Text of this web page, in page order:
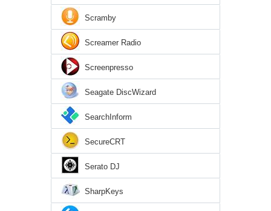
Scramby
Screamer Radio
Screenpresso
Seagate DiscWizard
SearchInform
SecureCRT
Serato DJ
SharpKeys